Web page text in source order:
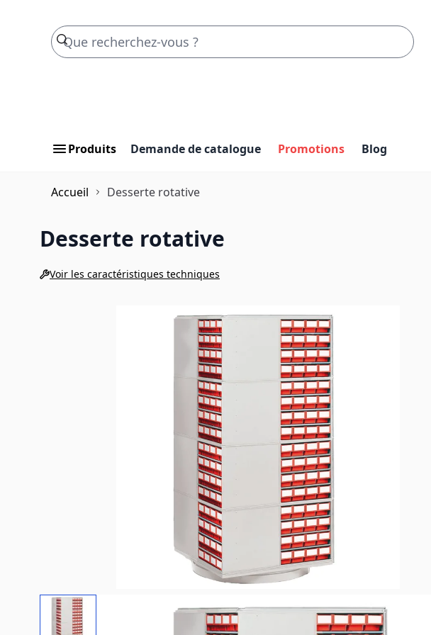
Produits Demande de catalogue Promotions Blog
Accueil Desserte rotative
Desserte rotative
Voir les caractéristiques techniques